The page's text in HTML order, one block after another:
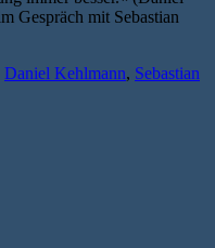
Gespräch mit Sebastian
Daniel Kehlmann, Sebastian